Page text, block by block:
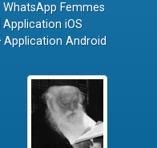
WhatsApp Femmes
Application iOS
Application Android